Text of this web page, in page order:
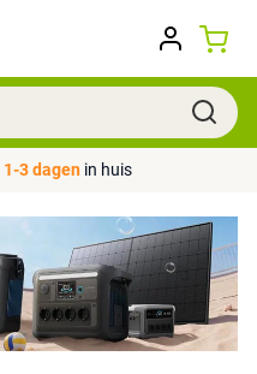
1-3 dagen in huis